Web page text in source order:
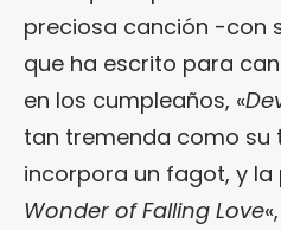
preciosa canción -con
que ha escrito para
en los cumpleaños, «
tan tremenda como su
incorpora un fagot, y la
Wonder of Falling Love